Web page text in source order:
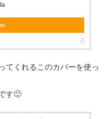
てくれるこのカバーを使っ
す🙂